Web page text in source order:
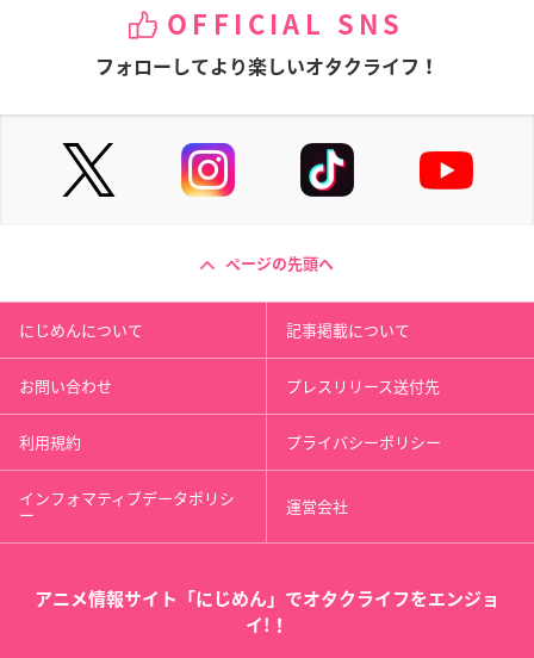
OFFICIAL SNS
フォローしてより楽しいオタクライフ！
ページの先頭へ
にじめんについて 記事掲載について
お問い合わせ プレスリリース送付先
利用規約 プライバシーポリシー
インフォマティブデータポリシ
ー 運営会社
アニメ情報サイト「にじめん」でオタクライフをエンジョ
イ!！